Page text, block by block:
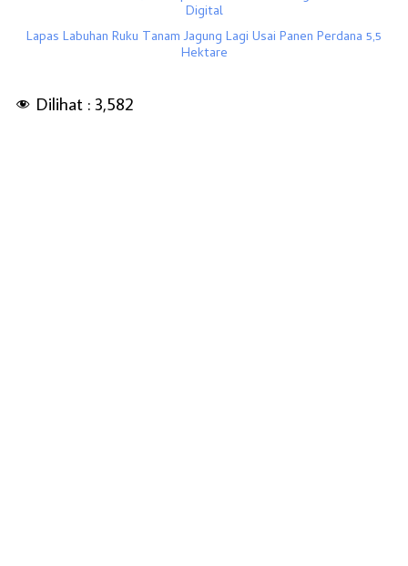
Digital
Lapas Labuhan Ruku Tanam Jagung Lagi Usai Panen Perdana 5,5
Hektare
Dilihat : 3,582